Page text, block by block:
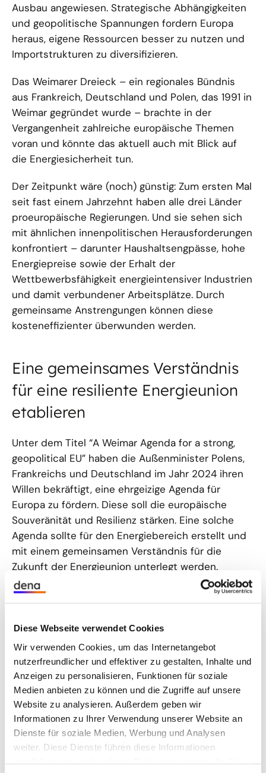
Diese Webseite verwendet Cookies
Wir verwenden Cookies, um das Internetangebot
nutzerfreundlicher und effektiver zu gestalten, Inhalte und
Anzeigen zu personalisieren, Funktionen für soziale
Medien anbieten zu können und die Zugriffe auf unsere
Website zu analysieren. Außerdem geben wir
Informationen zu Ihrer Verwendung unserer Website an
Dienste für soziale Medien, Werbung und Analysen
weiter. Diese Dienste führen diese Informationen
Ausbau angewiesen. Strategische Abhängigkeiten
und geopolitische Spannungen fordern Europa
heraus, eigene Ressourcen besser zu nutzen und
Importstrukturen zu diversifizieren.
Das Weimarer Dreieck – ein regionales Bündnis
aus Frankreich, Deutschland und Polen, das 1991 in
Weimar gegründet wurde – brachte in der
Vergangenheit zahlreiche europäische Themen
voran und könnte das aktuell auch mit Blick auf
die Energiesicherheit tun.
Der Zeitpunkt wäre (noch) günstig: Zum ersten Mal
seit fast einem Jahrzehnt haben alle drei Länder
proeuropäische Regierungen. Und sie sehen sich
mit ähnlichen innenpolitischen Herausforderungen
konfrontiert – darunter Haushaltsengpässe, hohe
Energiepreise sowie der Erhalt der
Wettbewerbsfähigkeit energieintensiver Industrien
und damit verbundener Arbeitsplätze. Durch
gemeinsame Anstrengungen können diese
kosteneffizienter überwunden werden.
Eine gemeinsames Verständnis
für eine resiliente Energieunion
etablieren
Unter dem Titel “A Weimar Agenda for a strong,
geopolitical EU” haben die Außenminister Polens,
Frankreichs und Deutschland im Jahr 2024 ihren
Willen bekräftigt, eine ehrgeizige Agenda für
Europa zu fördern. Diese soll die europäische
Souveränität und Resilienz stärken. Eine solche
Agenda sollte für den Energiebereich erstellt und
mit einem gemeinsamen Verständnis für die
Zukunft der Energieunion unterlegt werden.
Frankreich
könnte mit seinem Konzept der
ambitionierten Industriestrategie eine zentrale
unabhängig und souverän zu handeln – besonders
auch im Energiesektor durch den Ausbau
nationaler Produktionskapazitäten, den Schutz
kritischer Infrastruktur und die Reduktion fossiler
Abhängigkeiten. Präsident Macrons Fokus auf
industrielle Souveränität unterstreicht diesen
Anspruch. Allerdings erschweren innenpolitische